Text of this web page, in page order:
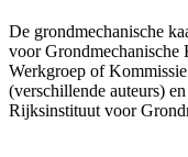
De grondmechanische
voor Grondmechanische
Werkgroep of
(verschillende auteurs)
Rijksinstituut voor